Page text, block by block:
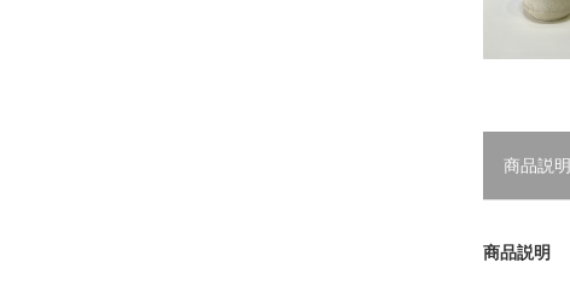
商品説明
商品説明